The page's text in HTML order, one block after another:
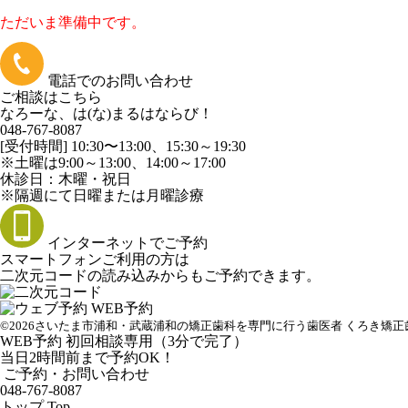
ただいま準備中です。
電話でのお問い合わせ
ご相談はこちら
なろーな、は(な)まるはならび！
048-767-8087
[受付時間] 10:30〜13:00、15:30～19:30
※土曜は9:00～13:00、14:00～17:00
休診日：木曜・祝日
※隔週にて日曜または月曜診療
インターネットでご予約
スマートフォンご利用の方は
二次元コードの読み込みからもご予約できます。
WEB予約
©2026さいたま市浦和・武蔵浦和の矯正歯科を専門に行う歯医者 くろき矯正
WEB予約 初回相談専用（3分で完了）
当日2時間前まで予約OK！
ご予約・お問い合わせ
048-767-8087